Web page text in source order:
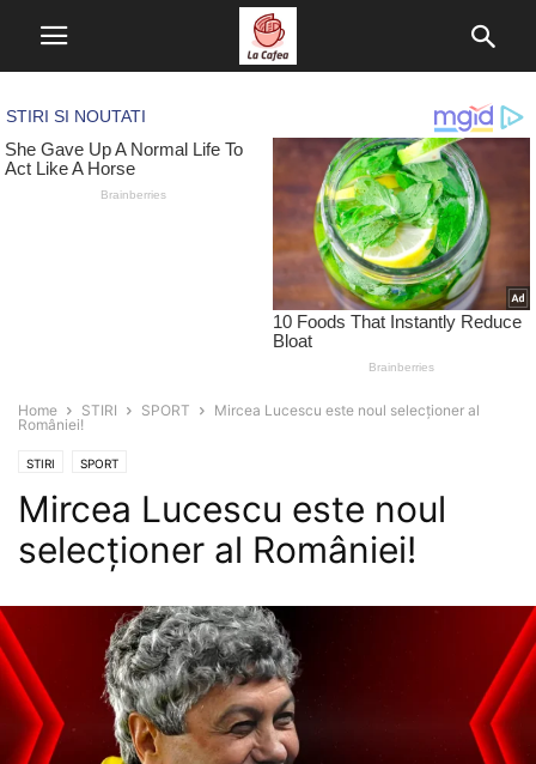
Home STIRI SPORT
Mircea Lucescu este noul selecționer al
României!
STIRI SPORT
Mircea Lucescu este noul
selecționer al României!